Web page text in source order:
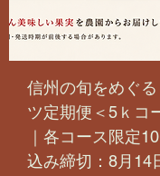
信州の旬をめぐ
ツ定期便＜5ｋコ
｜各コース限定
込み締切：8月14